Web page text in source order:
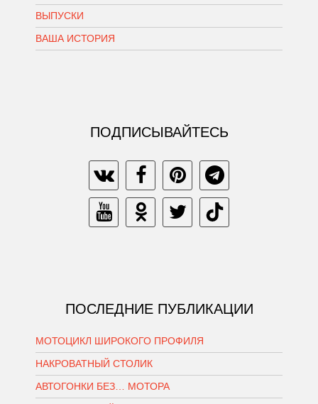
ВЫПУСКИ
ВАША ИСТОРИЯ
ПОДПИСЫВАЙТЕСЬ
ПОСЛЕДНИЕ ПУБЛИКАЦИИ
МОТОЦИКЛ ШИРОКОГО ПРОФИЛЯ
НАКРОВАТНЫЙ СТОЛИК
АВТОГОНКИ БЕЗ… МОТОРА